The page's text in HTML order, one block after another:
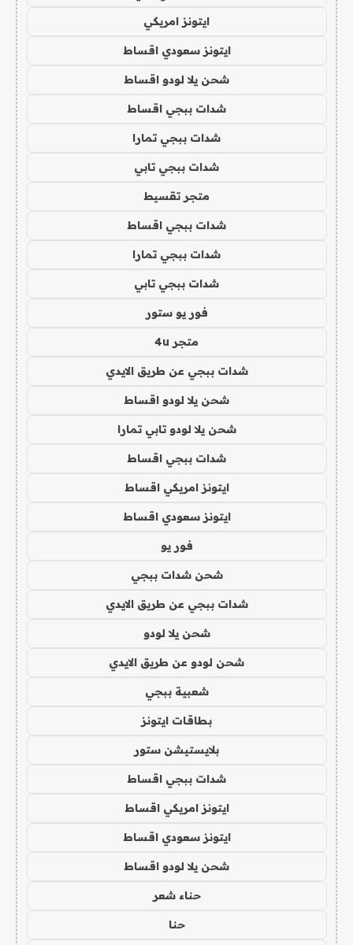
ايتونز امريكي
ايتونز سعودي اقساط
شحن يلا لودو اقساط
شدات ببجي اقساط
شدات ببجي تمارا
شدات ببجي تابي
متجر تقسيط
شدات ببجي اقساط
شدات ببجي تمارا
شدات ببجي تابي
فور يو ستور
متجر 4u
شدات ببجي عن طريق الايدي
شحن يلا لودو اقساط
شحن يلا لودو تابي تمارا
شدات ببجي اقساط
ايتونز امريكي اقساط
ايتونز سعودي اقساط
فور يو
شحن شدات ببجي
شدات ببجي عن طريق الايدي
شحن يلا لودو
شحن لودو عن طريق الايدي
شعبية ببجي
بطاقات ايتونز
بلايستيشن ستور
شدات ببجي اقساط
ايتونز امريكي اقساط
ايتونز سعودي اقساط
شحن يلا لودو اقساط
حناء شعر
حنا